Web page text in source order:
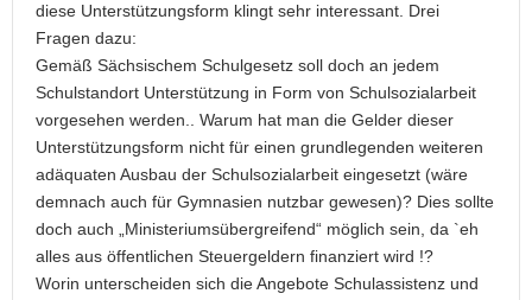
diese Unterstützungsform klingt sehr interessant. Drei
Fragen dazu:
Gemäß Sächsischem Schulgesetz soll doch an jedem
Schulstandort Unterstützung in Form von Schulsozialarbeit
vorgesehen werden.. Warum hat man die Gelder dieser
Unterstützungsform nicht für einen grundlegenden weiteren
adäquaten Ausbau der Schulsozialarbeit eingesetzt (wäre
demnach auch für Gymnasien nutzbar gewesen)? Dies sollte
doch auch „Ministeriumsübergreifend“ möglich sein, da `eh
alles aus öffentlichen Steuergeldern finanziert wird !?
Worin unterscheiden sich die Angebote Schulassistenz und